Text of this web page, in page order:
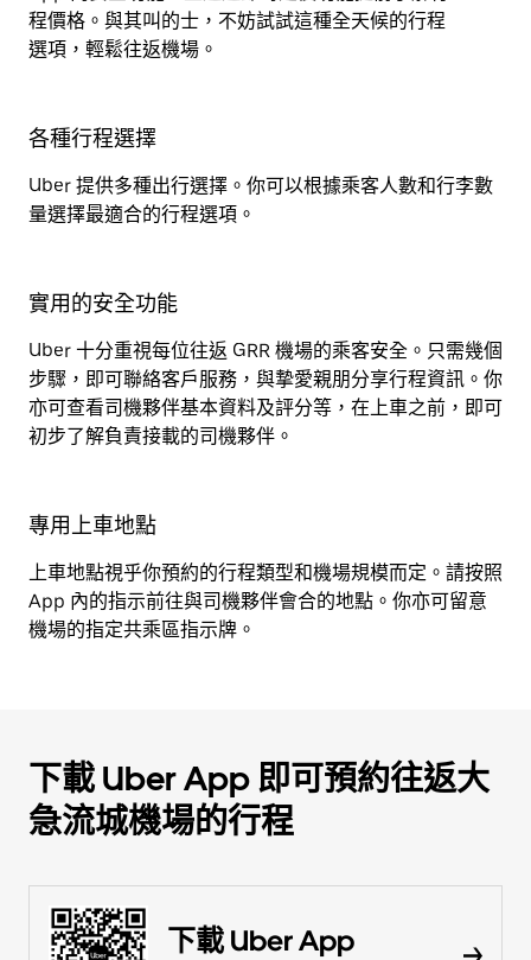
程價格。與其叫的士，不妨試試這種全天候的行程
選項，輕鬆往返機場。
各種行程選擇
Uber 提供多種出行選擇。你可以根據乘客人數和行李數
量選擇最適合的行程選項。
實用的安全功能
Uber 十分重視每位往返 GRR 機場的乘客安全。只需幾個
步驟，即可聯絡客戶服務，與摯愛親朋分享行程資訊。你
亦可查看司機夥伴基本資料及評分等，在上車之前，即可
初步了解負責接載的司機夥伴。
專用上車地點
上車地點視乎你預約的行程類型和機場規模而定。請按照
App 內的指示前往與司機夥伴會合的地點。你亦可留意
機場的指定共乘區指示牌。
下載 Uber App 即可預約往返大
急流城機場的行程
下載 Uber App